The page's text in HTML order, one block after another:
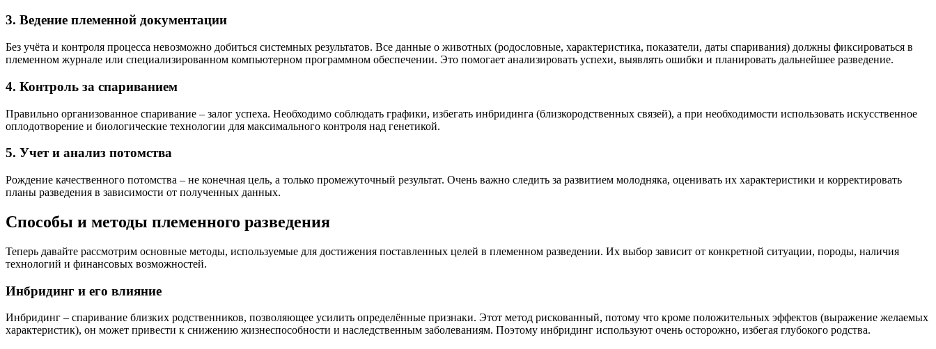
3. Ведение племенной документации
Без учёта и контроля процесса невозможно добиться системных результатов. Все данные о животных (родословные, характеристика, показатели, даты спаривания) должны фиксироваться в
племенном журнале или специализированном компьютерном программном обеспечении. Это помогает анализировать успехи, выявлять ошибки и планировать дальнейшее разведение.
4. Контроль за спариванием
Правильно организованное спаривание – залог успеха. Необходимо соблюдать графики, избегать инбридинга (близкородственных связей), а при необходимости использовать искусственное
оплодотворение и биологические технологии для максимального контроля над генетикой.
5. Учет и анализ потомства
Рождение качественного потомства – не конечная цель, а только промежуточный результат. Очень важно следить за развитием молодняка, оценивать их характеристики и корректировать
планы разведения в зависимости от полученных данных.
Способы и методы племенного разведения
Теперь давайте рассмотрим основные методы, используемые для достижения поставленных целей в племенном разведении. Их выбор зависит от конкретной ситуации, породы, наличия
технологий и финансовых возможностей.
Инбридинг и его влияние
Инбридинг – спаривание близких родственников, позволяющее усилить определённые признаки. Этот метод рискованный, потому что кроме положительных эффектов (выражение желаемых
характеристик), он может привести к снижению жизнеспособности и наследственным заболеваниям. Поэтому инбридинг используют очень осторожно, избегая глубокого родства.